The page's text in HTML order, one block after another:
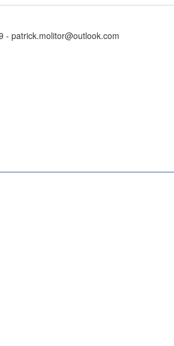
- patrick.molitor@outlook.com